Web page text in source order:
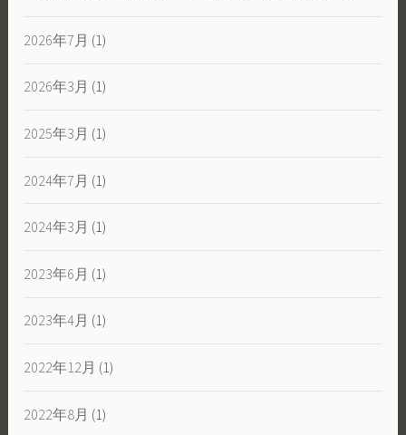
2026年7月 (1)
2026年3月 (1)
2025年3月 (1)
2024年7月 (1)
2024年3月 (1)
2023年6月 (1)
2023年4月 (1)
2022年12月 (1)
2022年8月 (1)